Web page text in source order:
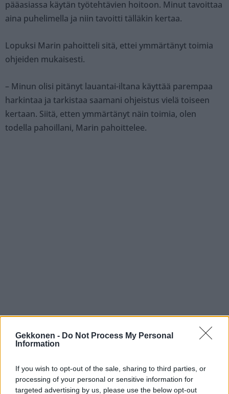
Gekkonen - Do Not Process My Personal
Information
If you wish to opt-out of the sale, sharing to third parties, or
processing of your personal or sensitive information for
targeted advertising by us, please use the below opt-out
pääasiassa käytän työtehtävien hoitoon. Minut tavoittaa
aina puhelimella ja niin tavoitti tälläkin kertaa.
Lopuksi Marin pahoitteli sitä, ettei ymmärtänyt toimia
ohjeiden mukaisesti.
– Minun olisi pitänyt lauantai-iltana käyttää parempaa
harkintaa ja tarkistaa saamani ohjeistus vielä toiseen
kertaan. Siitä, etten ymmärtänyt näin toimia, olen
todella pahoillani, Marin pahoittelee.
Teksti: Toimitus